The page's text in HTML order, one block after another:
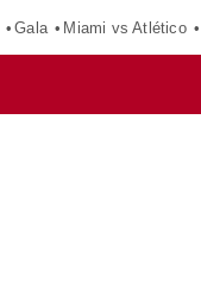
Gala Miami vs Atlético